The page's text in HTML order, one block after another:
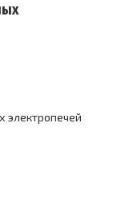
электропечей